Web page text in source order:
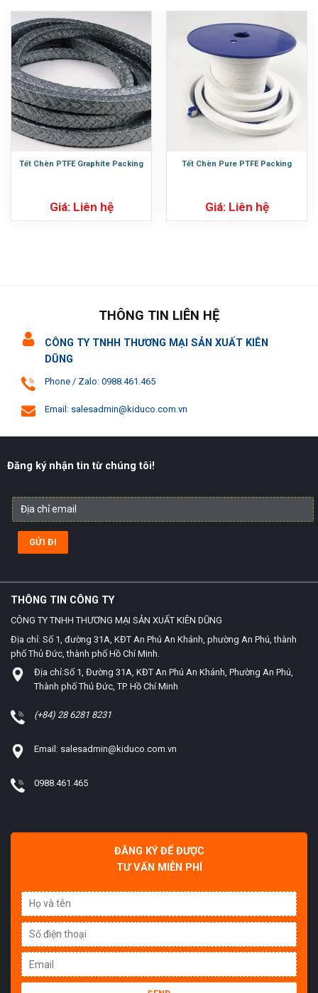
Tết Chèn PTFE Graphite Packing
Giá: Liên hệ
Tết Chèn Pure PTFE Packing
Giá: Liên hệ
THÔNG TIN LIÊN HỆ
CÔNG TY TNHH THƯƠNG MẠI SẢN XUẤT KIÊN
DŨNG
Phone / Zalo: 0988.461.465
Email: salesadmin@kiduco.com.vn
Đăng ký nhận tin từ chúng tôi!
THÔNG TIN CÔNG TY
CÔNG TY TNHH THƯƠNG MẠI SẢN XUẤT KIÊN DŨNG
Địa chỉ: Số 1, đường 31A, KĐT An Phú An Khánh, phường An Phú, thành
phố Thủ Đức, thành phố Hồ Chí Minh.
Địa chỉ:Số 1, Đường 31A, KĐT An Phú An Khánh, Phường An Phú,
Thành phố Thủ Đức, TP. Hồ Chí Minh
(+84) 28 6281 8231
Email: salesadmin@kiduco.com.vn
0988.461.465
ĐĂNG KÝ ĐỂ ĐƯỢC
TƯ VẤN MIỄN PHÍ